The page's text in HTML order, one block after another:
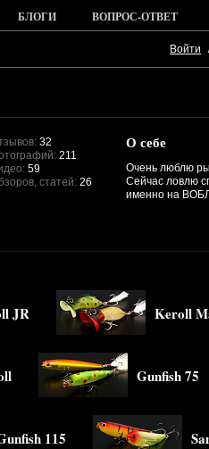
БЛОГИ ВОПРОС-ОТВЕТ
Войти
32
211
59
статей: 26
О себе
Очень люблю
Сейчас ловлю
именно на
JR Keroll
Gunfish 75
115